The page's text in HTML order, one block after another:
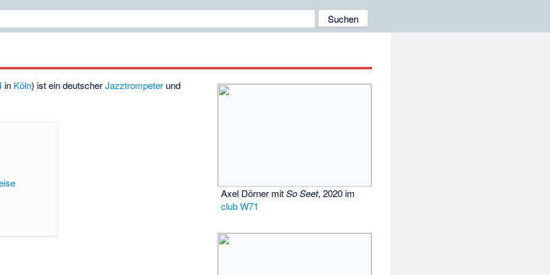
Axel Dörner mitSo Seet, 2020 im
club W71
in Köln) ist ein deutscherJazztrompeter und